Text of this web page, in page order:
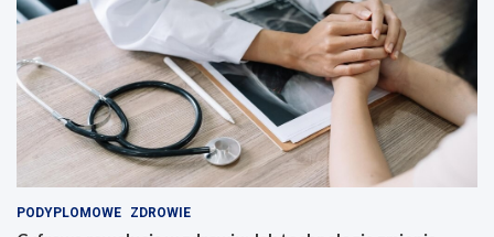
!
PODYPLOMOWE ZDROWIE